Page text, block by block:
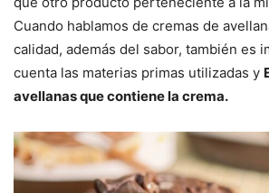
Cuando hablamos de cremas de
calidad, además del sabor, también es
cuenta las materias primas utilizadas y
avellanas que contiene la crema.